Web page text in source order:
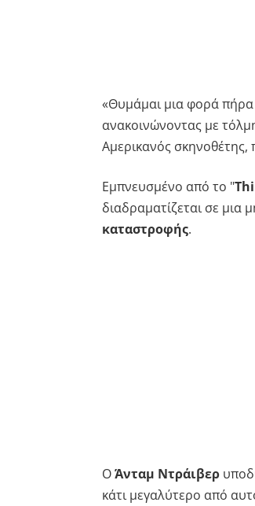
«Θυμάμαι μια φορά πήρα
ανακοινώνοντας με
Αμερικανός
Εμπνευσμένο από το "
διαδραματίζεται σε μια
καταστροφής.
ΟΆνταμ Ντράιβερ
κάτι μεγαλύτερο από